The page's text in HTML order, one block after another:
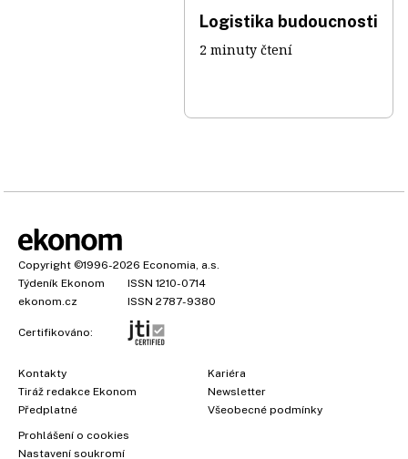
Logistika budoucnosti
2 minuty čtení
Copyright ©1996-2026 Economia, a.s.
Týdeník Ekonom
ISSN 1210-0714
ekonom.cz
ISSN 2787-9380
Certifikováno:
Kontakty
Tiráž redakce Ekonom
Předplatné
Kariéra
Newsletter
Všeobecné podmínky
Prohlášení o cookies
Nastavení soukromí